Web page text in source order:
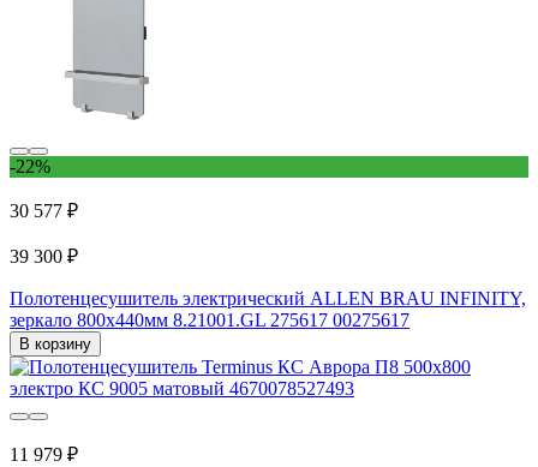
-22%
30 577 ₽
39 300 ₽
Полотенцесушитель электрический ALLEN BRAU INFINITY,
зеркало 800x440мм 8.21001.GL 275617 00275617
В корзину
11 979 ₽